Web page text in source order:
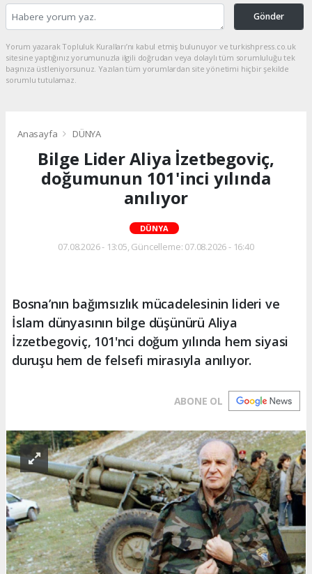
Gönder
Yorum yazarak Topluluk Kuralları’nı kabul etmiş bulunuyor ve turkishpress.co.uk
sitesine yaptığınız yorumunuzla ilgili doğrudan veya dolaylı tüm sorumluluğu tek
başınıza üstleniyorsunuz. Yazılan tüm yorumlardan site yönetimi hiçbir şekilde
sorumlu tutulamaz.
Anasayfa DÜNYA
Bilge Lider Aliya İzetbegoviç,
doğumunun 101'inci yılında
anılıyor
DÜNYA
07.08.2026 - 13:05, Güncelleme: 07.08.2026 - 16:40
Bosna’nın bağımsızlık mücadelesinin lideri ve
İslam dünyasının bilge düşünürü Aliya
İzzetbegoviç, 101'nci doğum yılında hem siyasi
duruşu hem de felsefi mirasıyla anılıyor.
ABONE OL